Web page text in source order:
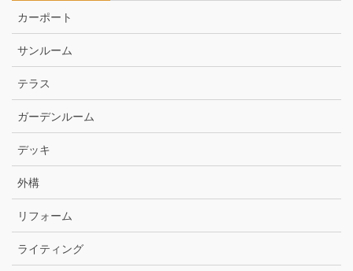
カーポート
サンルーム
テラス
ガーデンルーム
デッキ
外構
リフォーム
ライティング